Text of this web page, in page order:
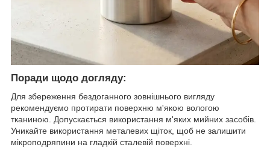
Поради щодо догляду:
Для збереження бездоганного зовнішнього вигляду
рекомендуємо протирати поверхню м'якою вологою
тканиною. Допускається використання м'яких мийних засобів.
Уникайте використання металевих щіток, щоб не залишити
мікроподряпини на гладкій сталевій поверхні.